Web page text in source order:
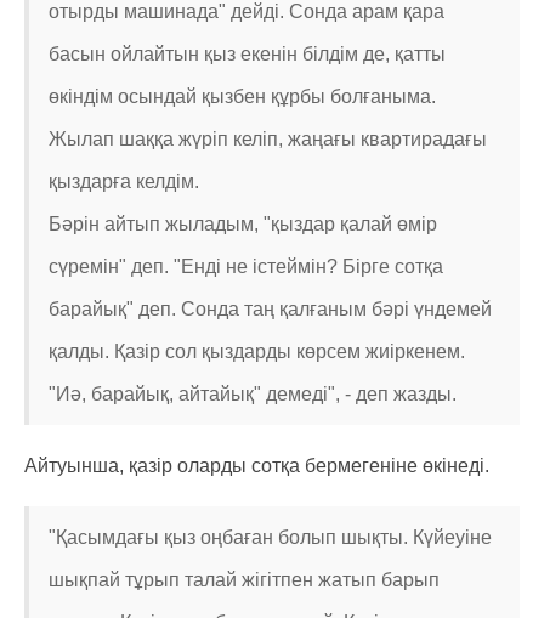
отырды машинада" дейді. Сонда арам қара
басын ойлайтын қыз екенін білдім де, қатты
өкіндім осындай қызбен құрбы болғаныма.
Жылап шаққа жүріп келіп, жаңағы квартирадағы
қыздарға келдім.
Бәрін айтып жыладым, "қыздар қалай өмір
сүремін" деп. "Енді не істеймін? Бірге сотқа
барайық" деп. Сонда таң қалғаным бәрі үндемей
қалды. Қазір сол қыздарды көрсем жиіркенем.
"Иә, барайық, айтайық" демеді", - деп жазды.
Айтуынша, қазір оларды сотқа бермегеніне өкінеді.
"Қасымдағы қыз оңбаған болып шықты. Күйеуіне
шықпай тұрып талай жігітпен жатып барып